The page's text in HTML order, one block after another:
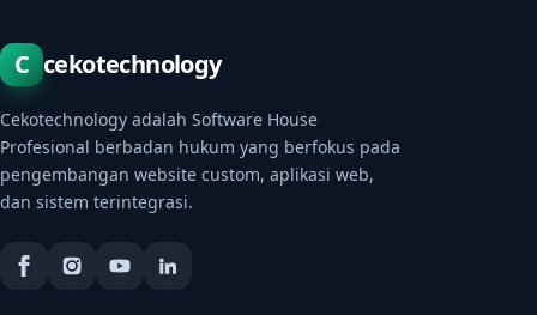
C cekotechnology
Cekotechnology adalah Software House
Profesional berbadan hukum yang berfokus pada
pengembangan website custom, aplikasi web,
dan sistem terintegrasi.